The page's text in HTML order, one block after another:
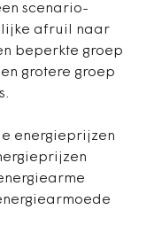
scenario-
afruil naar
beperkte groep
grotere groep
energieprijzen